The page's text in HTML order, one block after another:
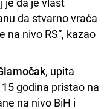
da stvarno vraća
na nivo RS“, kazao
, upita
godina pristao na
na nivo BiH i